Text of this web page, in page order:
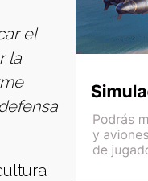
el
la